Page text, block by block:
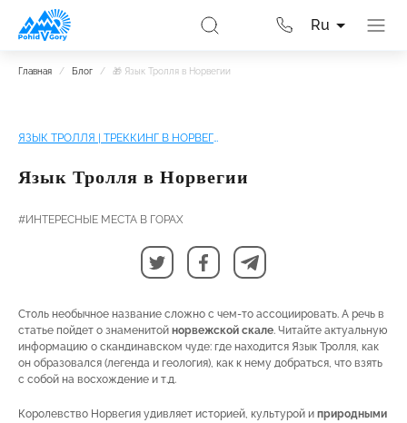
Ru
Главная / Блог / 🎁 Язык Тролля в Норвегии
ЯЗЫК ТРОЛЛЯ | ТРЕККИНГ В НОРВЕГИИ
Язык Тролля в Норвегии
#ИНТЕРЕСНЫЕ МЕСТА В ГОРАХ
Столь необычное название сложно с чем-то ассоциировать. А речь в
статье пойдет о знаменитой норвежской скале. Читайте актуальную
информацию о скандинавском чуде: где находится Язык Тролля, как
он образовался (легенда и геология), как к нему добраться, что взять
с собой на восхождение и т.д.
Королевство Норвегия удивляет историей, культурой и природными